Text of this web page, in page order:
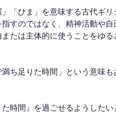
「ひま」を意味する古代ギリ
すのではなく、精神活動や自
たは主体的に使うことをゆ
ち足りた時間」という意味も
時間』を過ごせるようした